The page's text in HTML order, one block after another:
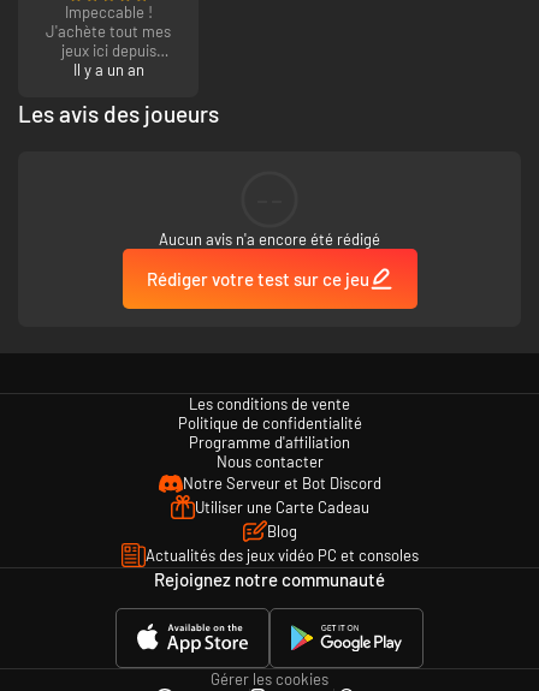
Impeccable !
J'achète tout mes
jeux ici depuis
longtemps et je suis
Il y a un an
Les avis des joueurs
Aucun avis n'a encore été rédigé
Rédiger votre test sur ce jeu
Les conditions de vente
Politique de confidentialité
Programme d'affiliation
Nous contacter
Notre Serveur et Bot Discord
Utiliser une Carte Cadeau
Blog
Actualités des jeux vidéo PC et consoles
Rejoignez notre communauté
Gérer les cookies